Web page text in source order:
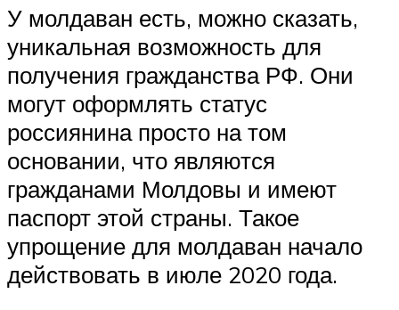
У молдаван есть, можно сказать,
уникальная возможность для
получения гражданства РФ. Они
могут оформлять статус
россиянина просто на том
основании, что являются
гражданами Молдовы и имеют
паспорт этой страны. Такое
упрощение для молдаван начало
действовать в июле 2020 года.